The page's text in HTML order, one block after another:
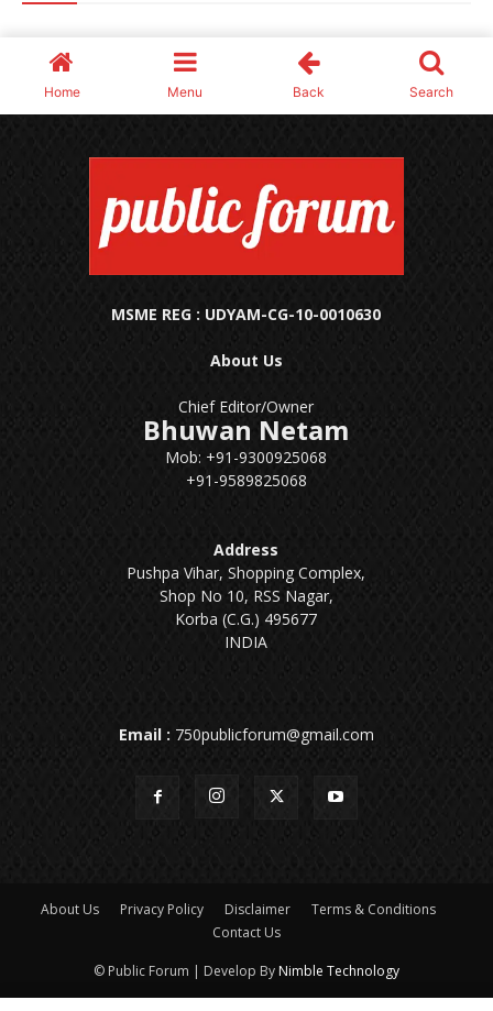
MSME REG : UDYAM-CG-10-0010630
About Us
Chief Editor/Owner
Bhuwan Netam
Mob: +91-9300925068
+91-9589825068
Address
Pushpa Vihar, Shopping Complex,
Shop No 10, RSS Nagar,
Korba (C.G.) 495677
INDIA
Email : 750publicforum@gmail.com
About Us Privacy Policy Disclaimer
Terms & Conditions
Contact Us
© Public Forum | Develop By Nimble Technology